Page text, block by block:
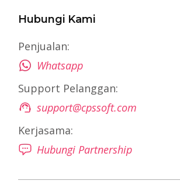
Hubungi Kami
Penjualan:
Whatsapp
Support Pelanggan:
support@cpssoft.com
Kerjasama:
Hubungi Partnership